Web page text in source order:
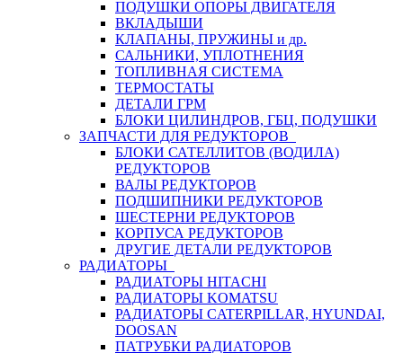
ПОДУШКИ ОПОРЫ ДВИГАТЕЛЯ
ВКЛАДЫШИ
КЛАПАНЫ, ПРУЖИНЫ и др.
САЛЬНИКИ, УПЛОТНЕНИЯ
ТОПЛИВНАЯ СИСТЕМА
ТЕРМОСТАТЫ
ДЕТАЛИ ГРМ
БЛОКИ ЦИЛИНДРОВ, ГБЦ, ПОДУШКИ
ЗАПЧАСТИ ДЛЯ РЕДУКТОРОВ
БЛОКИ САТЕЛЛИТОВ (ВОДИЛА)
РЕДУКТОРОВ
ВАЛЫ РЕДУКТОРОВ
ПОДШИПНИКИ РЕДУКТОРОВ
ШЕСТЕРНИ РЕДУКТОРОВ
КОРПУСА РЕДУКТОРОВ
ДРУГИЕ ДЕТАЛИ РЕДУКТОРОВ
РАДИАТОРЫ
РАДИАТОРЫ HITACHI
РАДИАТОРЫ KOMATSU
РАДИАТОРЫ CATERPILLAR, HYUNDAI,
DOOSAN
ПАТРУБКИ РАДИАТОРОВ